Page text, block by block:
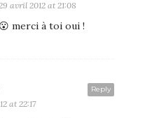
29 avril 2012 at 21:08
😮 merci à toi oui !
Reply
at 22:17